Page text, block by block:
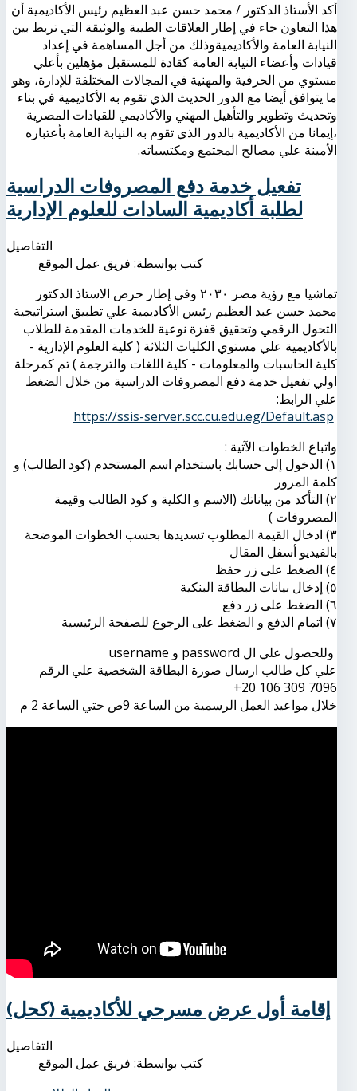
أكد الأستاذ الدكتور / محمد حسن عبد العظيم رئيس الأكاديمية أن
هذا التعاون جاء في إطار العلاقات الطيبة والوثيقة التي تربط بين
النيابة العامة والأكاديميةوذلك من أجل المساهمة في إعداد
قيادات وأعضاء النيابة العامة كقادة للمستقبل مؤهلين بأعلي
مستوي من الحرفية والمهنية في المجالات المختلفة للإدارة، وهو
ما يتوافق أيضا مع الدور الحديث الذي تقوم به الأكاديمية في بناء
وتحديث وتطوير والتأهيل المهني والأكاديمي للقيادات المصرية
،إيمانا من الأكاديمية بالدور الذي تقوم به النيابة العامة بأعتباره
الأمينة علي مصالح المجتمع ومكتسباته.
تفعيل خدمة دفع المصروفات الدراسية
لطلبة أكاديمية السادات للعلوم الإدارية
التفاصيل
كتب بواسطة: فريق عمل الموقع
تماشيا مع رؤية مصر ٢٠٣٠ وفي إطار حرص الاستاذ الدكتور
محمد حسن عبد العظيم رئيس الأكاديمية علي تطبيق استراتيجية
التحول الرقمي وتحقيق قفزة نوعية للخدمات المقدمة للطلاب
بالأكاديمية علي مستوي الكليات الثلاثة ( كلية العلوم الإدارية -
كلية الحاسبات والمعلومات - كلية اللغات والترجمة ) تم كمرحلة
اولي تفعيل خدمة دفع المصروفات الدراسية من خلال الضغط
علي الرابط:
https://ssis-server.scc.cu.edu.eg/Default.asp
واتباع الخطوات الآتية :
١) الدخول إلى حسابك باستخدام اسم المستخدم (كود الطالب) و
كلمة المرور
٢) التأكد من بياناتك (الاسم و الكلية و كود الطالب وقيمة
المصروفات )
٣) ادخال القيمة المطلوب تسديدها بحسب الخطوات الموضحة
بالفيديو أسفل المقال
٤) الضغط على زر حفظ
٥) إدخال بيانات البطاقة البنكية
٦) الضغط على زر دفع
٧) اتمام الدفع و الضغط على الرجوع للصفحة الرئيسية
وللحصول علي ال password و username
علي كل طالب ارسال صورة البطاقة الشخصية علي الرقم
خلال مواعيد العمل الرسمية من الساعة 9ص حتي الساعة 2 م
إقامة أول عرض مسرحي للأكاديمية (كحل)
التفاصيل
كتب بواسطة: فريق عمل الموقع